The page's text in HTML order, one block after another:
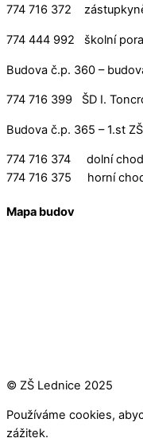
774 716 372
774 444 992 školní
Budova č.p. 360 –
774 716 399 ŠD I.
Budova č.p. 365 – 1.st
774 716 374 dolní
774 716 375 horní
Mapa budov
© ZŠ Lednice 2025
Používáme cookies,
zážitek.